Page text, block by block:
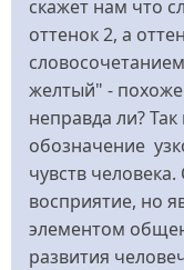
скажет нам что
оттенок 2, а
желтый" -
неправда ли?
обозначение
чувств
восприятие, но
элементом
развития